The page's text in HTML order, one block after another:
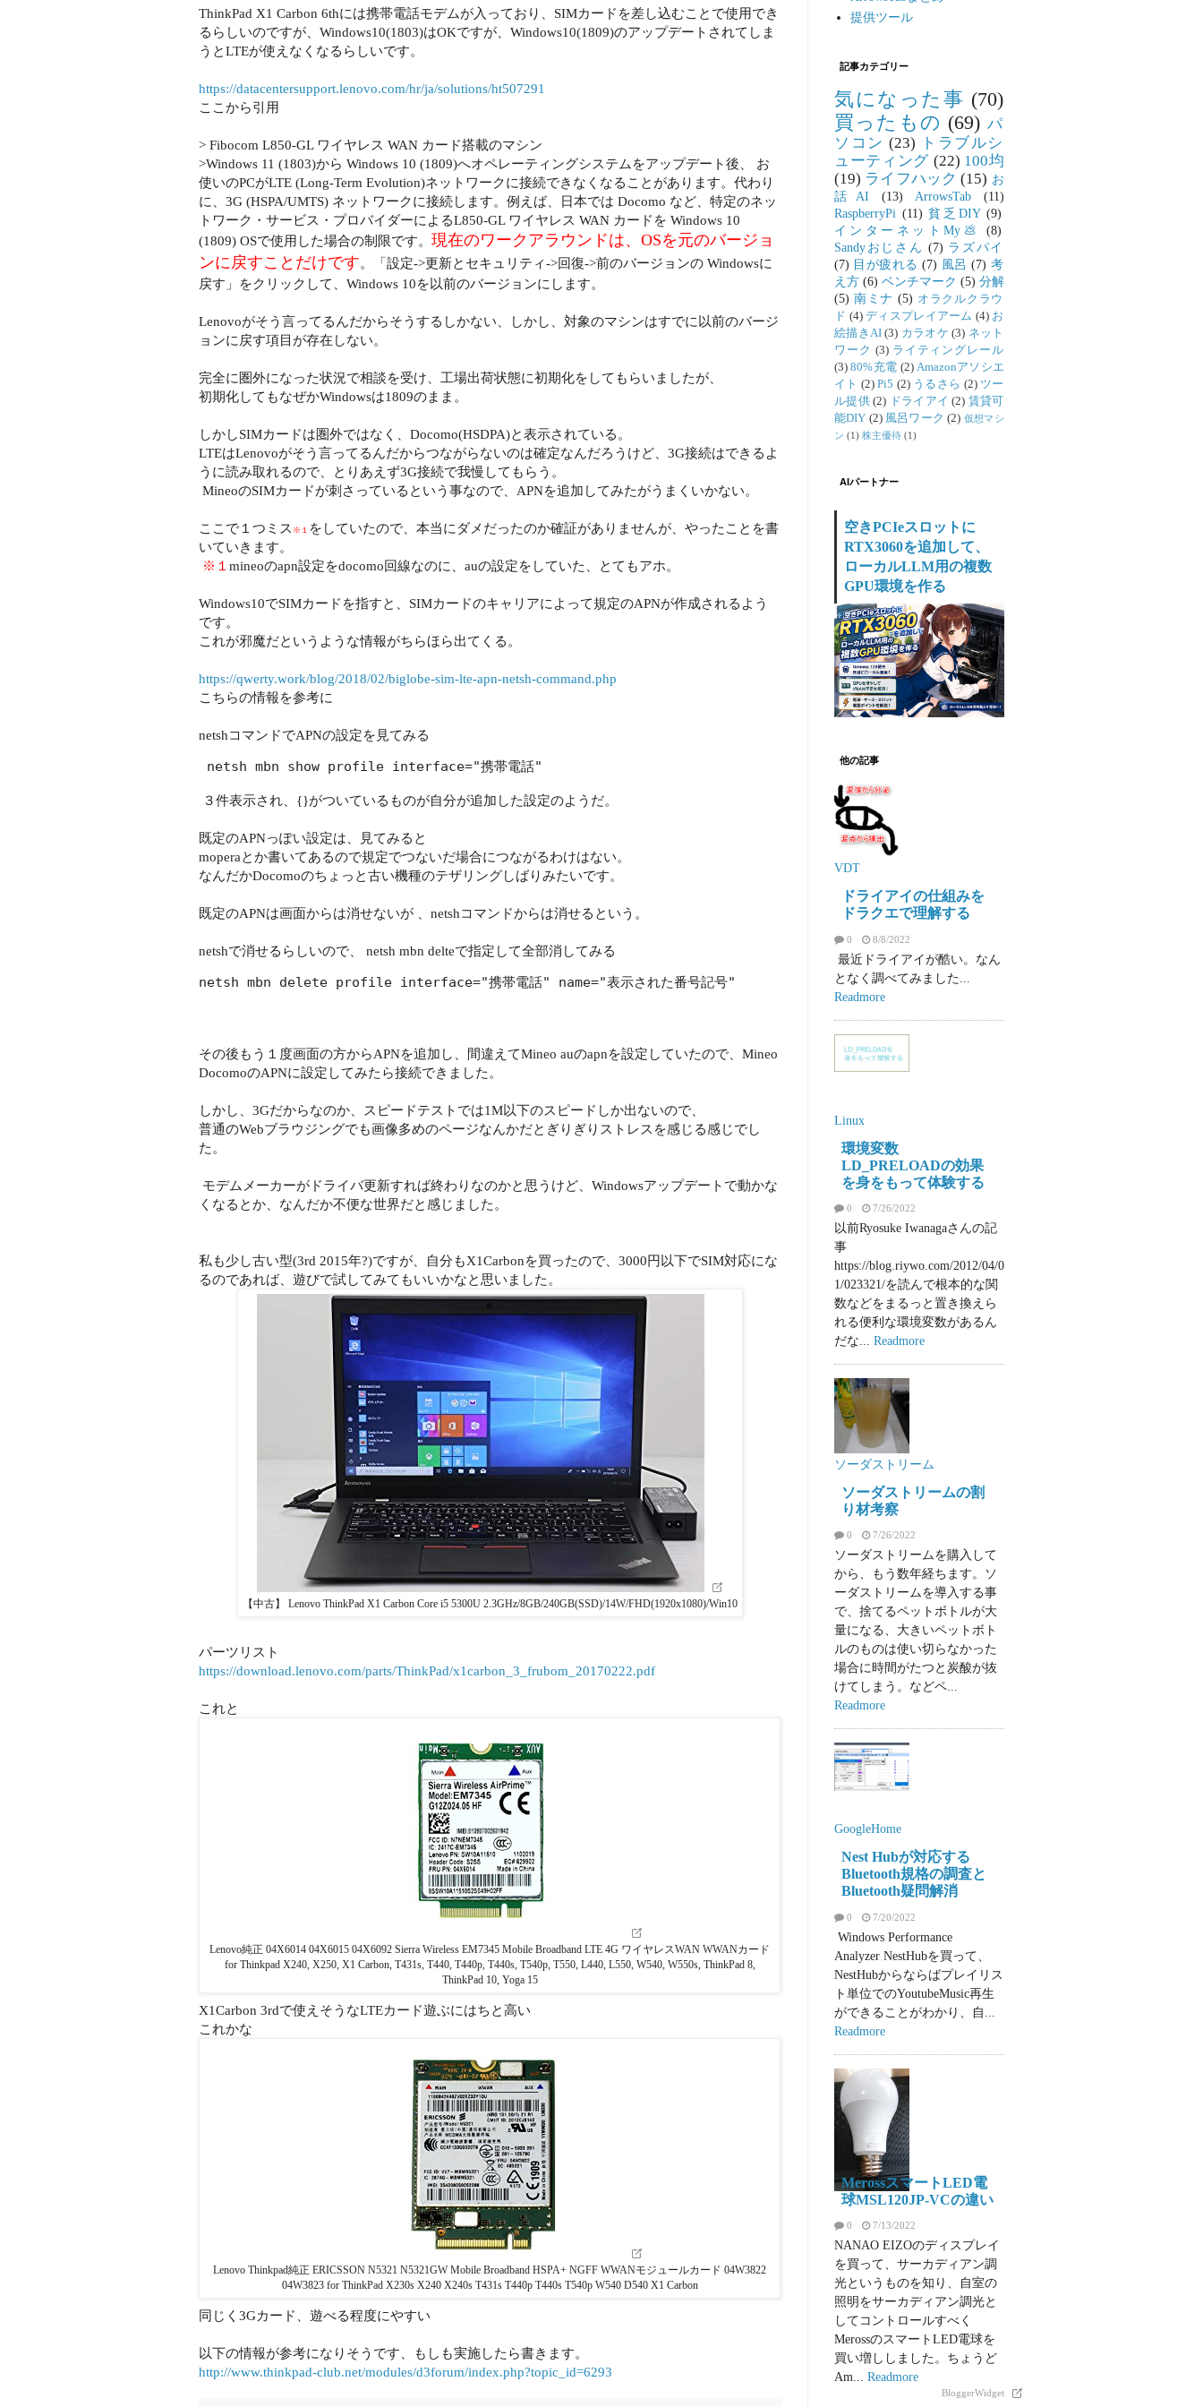
ThinkPad X1 Carbon 6thには携帯電話モデムが入っており、SIMカードを差し込むことで使用でき
るらしいのですが、Windows10(1803)はOKですが、Windows10(1809)のアップデートされてしま
うとLTEが使えなくなるらしいです。
https://datacentersupport.lenovo.com/hr/ja/solutions/ht507291
ここから引用
> Fibocom L850-GL ワイヤレス WAN カード搭載のマシン
>Windows 11 (1803)から Windows 10 (1809)へオペレーティングシステムをアップデート後、 お
使いのPCがLTE (Long-Term Evolution)ネットワークに接続できなくなることがあります。代わり
に、3G (HSPA/UMTS) ネットワークに接続します。例えば、日本では Docomo など、特定のネッ
トワーク・サービス・プロバイダーによるL850-GL ワイヤレス WAN カードを Windows 10
(1809) OSで使用した場合の制限です。 現在のワークアラウンドは、OSを元のバージョ
ンに戻すことだけです。「設定->更新とセキュリティ->回復->前のバージョンの Windowsに
戻す」をクリックして、Windows 10を以前のバージョンにします。
Lenovoがそう言ってるんだからそうするしかない、しかし、対象のマシンはすでに以前のバージ
ョンに戻す項目が存在しない。
完全に圏外になった状況で相談を受け、工場出荷状態に初期化をしてもらいましたが、
初期化してもなぜかWindowsは1809のまま。
しかしSIMカードは圏外ではなく、Docomo(HSDPA)と表示されている。
LTEはLenovoがそう言ってるんだからつながらないのは確定なんだろうけど、3G接続はできるよ
うに読み取れるので、とりあえず3G接続で我慢してもらう。
MineoのSIMカードが刺さっているという事なので、APNを追加してみたがうまくいかない。
ここで１つミス ※１ をしていたので、本当にダメだったのか確証がありませんが、やったことを書
いていきます。
※１ mineoのapn設定をdocomo回線なのに、auの設定をしていた、とてもアホ。
Windows10でSIMカードを指すと、SIMカードのキャリアによって規定のAPNが作成されるよう
です。
これが邪魔だというような情報がちらほら出てくる。
https://qwerty.work/blog/2018/02/biglobe-sim-lte-apn-netsh-command.php
こちらの情報を参考に
netshコマンドでAPNの設定を見てみる
netsh mbn show profile interface="携帯電話"
３件表示され、{}がついているものが自分が追加した設定のようだ。
既定のAPNっぽい設定は、見てみると
moperaとか書いてあるので規定でつないだ場合につながるわけはない。
なんだかDocomoのちょっと古い機種のテザリングしばりみたいです。
既定のAPNは画面からは消せないが 、netshコマンドからは消せるという。
netshで消せるらしいので、 netsh mbn delteで指定して全部消してみる
netsh mbn delete profile interface="携帯電話" name="表示された番号記号"
その後もう１度画面の方からAPNを追加し、間違えてMineo auのapnを設定していたので、Mineo
DocomoのAPNに設定してみたら接続できました。
しかし、3Gだからなのか、スピードテストでは1M以下のスピードしか出ないので、
普通のWebブラウジングでも画像多めのページなんかだとぎりぎりストレスを感じる感じでし
た。
モデムメーカーがドライバ更新すれば終わりなのかと思うけど、Windowsアップデートで動かな
くなるとか、なんだか不便な世界だと感じました。
私も少し古い型(3rd 2015年?)ですが、自分もX1Carbonを買ったので、3000円以下でSIM対応にな
るのであれば、遊びで試してみてもいいかなと思いました。
【中古】 Lenovo ThinkPad X1 Carbon Core i5 5300U 2.3GHz/8GB/240GB(SSD)/14W/FHD(1920x1080)/Win10
パーツリスト
https://download.lenovo.com/parts/ThinkPad/x1carbon_3_frubom_20170222.pdf
これと
Lenovo純正 04X6014 04X6015 04X6092 Sierra Wireless EM7345 Mobile Broadband LTE 4G ワイヤレスWAN WWANカード
for Thinkpad X240, X250, X1 Carbon, T431s, T440, T440p, T440s, T540p, T550, L440, L550, W540, W550s, ThinkPad 8,
ThinkPad 10, Yoga 15
X1Carbon 3rdで使えそうなLTEカード遊ぶにはちと高い
これかな
Lenovo Thinkpad純正 ERICSSON N5321 N5321GW Mobile Broadband HSPA+ NGFF WWANモジュールカード 04W3822
04W3823 for ThinkPad X230s X240 X240s T431s T440p T440s T540p W540 D540 X1 Carbon
同じく3Gカード、遊べる程度にやすい
以下の情報が参考になりそうです、もしも実施したら書きます。
http://www.thinkpad-club.net/modules/d3forum/index.php?topic_id=6293
提供ツール
記事カテゴリー
気になった事 (70)
買ったもの (69) パ
ソコン (23)
トラブルシ
ューティング (22) 100均
(19) ライフハック (15) お
話AI
(13) ArrowsTab
(11)
RaspberryPi (11) 貧乏DIY (9)
インターネットMy💩
(8)
Sandyおじさん (7) ラズパイ
(7) 目が疲れる (7) 風呂 (7) 考
え方 (6) ベンチマーク (5) 分解
(5) 南ミナ (5) オラクルクラウ
ド (4) ディスプレイアーム (4) お
絵描きAI (3) カラオケ (3) ネット
ワーク (3) ライティングレール
(3) 80%充電 (2) Amazonアソシエ
イト (2) Pi5 (2) うるさら (2) ツー
ル提供 (2) ドライアイ (2) 賃貸可
能DIY (2) 風呂ワーク (2) 仮想マシ
ン (1) 株主優待 (1)
AIパートナー
空きPCIeスロットに
RTX3060を追加して、
ローカルLLM用の複数
GPU環境を作る
他の記事
VDT
ドライアイの仕組みを
ドラクエで理解する
0 8/8/2022
最近ドライアイが酷い。なん
となく調べてみました...
Readmore
Linux
環境変数
LD_PRELOADの効果
を身をもって体験する
0 7/26/2022
以前Ryosuke Iwanagaさんの記
事
https://blog.riywo.com/2012/04/0
1/023321/を読んで根本的な関
数などをまるっと置き換えら
れる便利な環境変数があるん
だな... Readmore
ソーダストリーム
ソーダストリームの割
り材考察
0 7/26/2022
ソーダストリームを購入して
から、もう数年経ちます。ソ
ーダストリームを導入する事
で、捨てるペットボトルが大
量になる、大きいペットボト
ルのものは使い切らなかった
場合に時間がたつと炭酸が抜
けてしまう。などペ...
Readmore
GoogleHome
Nest Hubが対応する
Bluetooth規格の調査と
Bluetooth疑問解消
0 7/20/2022
Windows Performance
Analyzer NestHubを買って、
NestHubからならばプレイリス
ト単位でのYoutubeMusic再生
ができることがわかり、自...
Readmore
買ったもの
MerossスマートLED電
球MSL120JP-VCの違い
0 7/13/2022
NANAO EIZOのディスプレイ
を買って、サーカディアン調
光というものを知り、自室の
照明をサーカディアン調光と
してコントロールすべく
MerossのスマートLED電球を
買い増ししました。ちょうど
Am... Readmore
BloggerWidget